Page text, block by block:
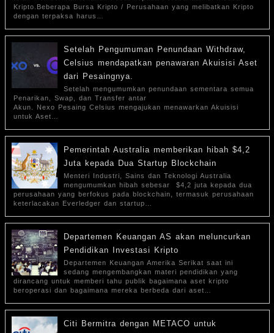
Kripto.Beberapa Bursa Kripto / Perusahaan yang melibatkan Kripto
dengan terpaksa harus…
Setelah Pengumuman Penundaan Withdraw,
Celsius mendapatkan penawaran Akuisisi Aset
dari Pesaingnya.
Setelah mengumumkan penundaan sementara semua
Penarikan, Swap, dan Transfer antar
Akun. Nexo Pesaing Celsius mengajukan menawarkan Akuisisi
untuk Aset…
Pemerintah Australia memberikan hibah $4,2
Juta kepada Dua Startup Blockchain
Menteri Industri, Sains dan Teknologi Australia
mengumumkan hibah sebesar $4,2 juta kepada dua
perusahaan yang berfokus pada blockchain, termasuk perusahaan
keterlacakan Everledger dan startup…
Departemen Keuangan AS akan meluncurkan
Pendidikan Investasi Kripto
Departemen Keuangan Amerika Serikat saat ini
sedang mengembangkan materi pendidikan yang
dirancang untuk memberi tahu publik bagaimana aset kripto
beroperasi dan bagaimana mereka berbeda dari aset…
Citi Bermitra dengan METACO untuk